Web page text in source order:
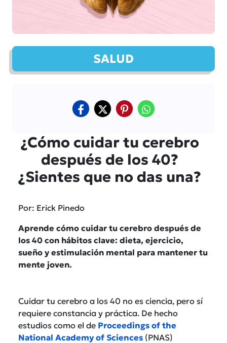
SALUD
¿Cómo cuidar tu cerebro
después de los 40?
¿Sientes que no das una?
Por: Erick Pinedo
Aprende cómo cuidar tu cerebro después de
los 40 con hábitos clave: dieta, ejercicio,
sueño y estimulación mental para mantener tu
mente joven.
Cuidar tu cerebro a los 40 no es ciencia, pero sí
requiere constancia y práctica. De hecho
estudios como el de Proceedings of the
National Academy of Sciences (PNAS)